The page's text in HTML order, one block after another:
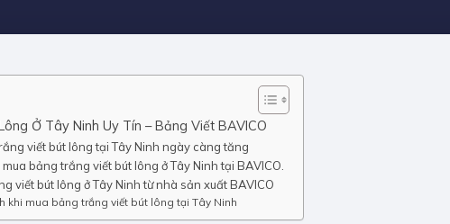
Ở Tây Ninh Uy Tín – Bảng Viết BAVICO
viết bút lông tại Tây Ninh ngày càng tăng
bảng trắng viết bút lông ở Tây Ninh tại BAVICO.
viết bút lông ở Tây Ninh từ nhà sản xuất BAVICO
khi mua bảng trắng viết bút lông tại Tây Ninh